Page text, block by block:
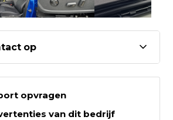
op
Ford Sutherland
opvragen
van dit bedrijf